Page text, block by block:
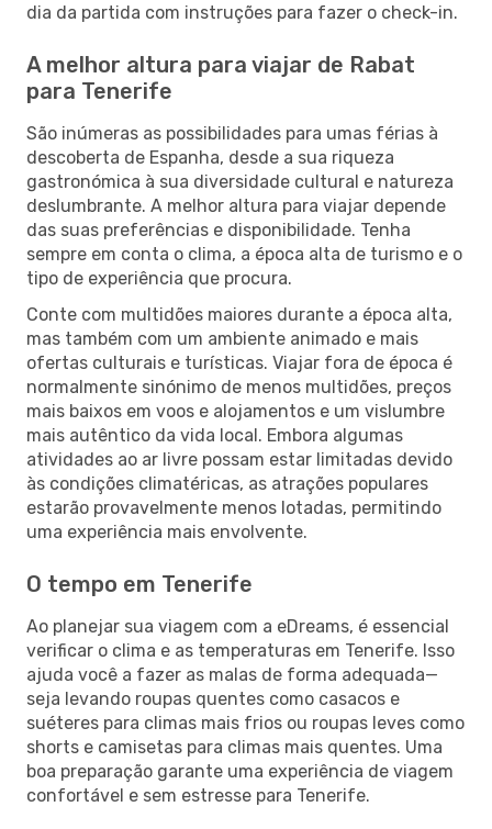
dia da partida com instruções para fazer o check-in.
A melhor altura para viajar de Rabat
para Tenerife
São inúmeras as possibilidades para umas férias à
descoberta de Espanha, desde a sua riqueza
gastronómica à sua diversidade cultural e natureza
deslumbrante. A melhor altura para viajar depende
das suas preferências e disponibilidade. Tenha
sempre em conta o clima, a época alta de turismo e o
tipo de experiência que procura.
Conte com multidões maiores durante a época alta,
mas também com um ambiente animado e mais
ofertas culturais e turísticas. Viajar fora de época é
normalmente sinónimo de menos multidões, preços
mais baixos em voos e alojamentos e um vislumbre
mais autêntico da vida local. Embora algumas
atividades ao ar livre possam estar limitadas devido
às condições climatéricas, as atrações populares
estarão provavelmente menos lotadas, permitindo
uma experiência mais envolvente.
O tempo em Tenerife
Ao planejar sua viagem com a eDreams, é essencial
verificar o clima e as temperaturas em Tenerife. Isso
ajuda você a fazer as malas de forma adequada—
seja levando roupas quentes como casacos e
suéteres para climas mais frios ou roupas leves como
shorts e camisetas para climas mais quentes. Uma
boa preparação garante uma experiência de viagem
confortável e sem estresse para Tenerife.